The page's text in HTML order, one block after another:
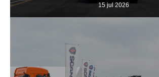
15 jul 2026